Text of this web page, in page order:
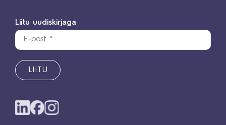
Liitu uudiskirjaga
LIITU